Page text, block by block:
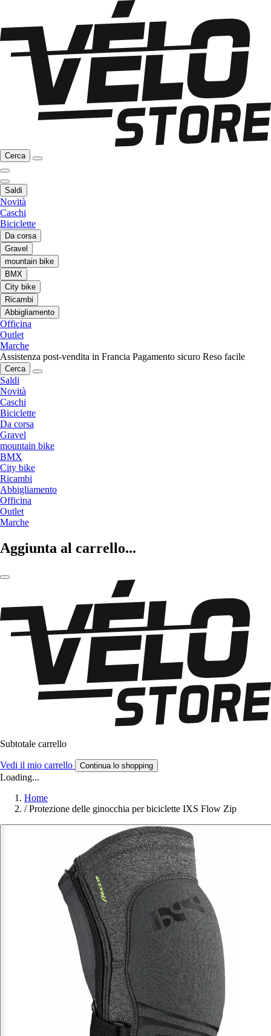
Cerca
Saldi
Novità
Caschi
Biciclette
Da corsa
Gravel
mountain bike
BMX
City bike
Ricambi
Abbigliamento
Officina
Outlet
Marche
Assistenza post-vendita in Francia Pagamento sicuro Reso facile
Cerca
Saldi
Novità
Caschi
Biciclette
Da corsa
Gravel
mountain bike
BMX
City bike
Ricambi
Abbigliamento
Officina
Outlet
Marche
Aggiunta al carrello...
Subtotale carrello
Vedi il mio carrello Continua lo shopping
Loading...
Home
/ Protezione delle ginocchia per biciclette IXS Flow Zip